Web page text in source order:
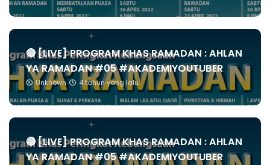
🔴 [LIVE] PROGRAM KHAS RAMADAN : AHLAN
YA RAMADAN #05 #AKADEMIYOUTUBER
Unknown 4 tahun yang lalu
🔴 [LIVE] PROGRAM KHAS RAMADAN : AHLAN
YA RAMADAN #05 #AKADEMIYOUTUBER